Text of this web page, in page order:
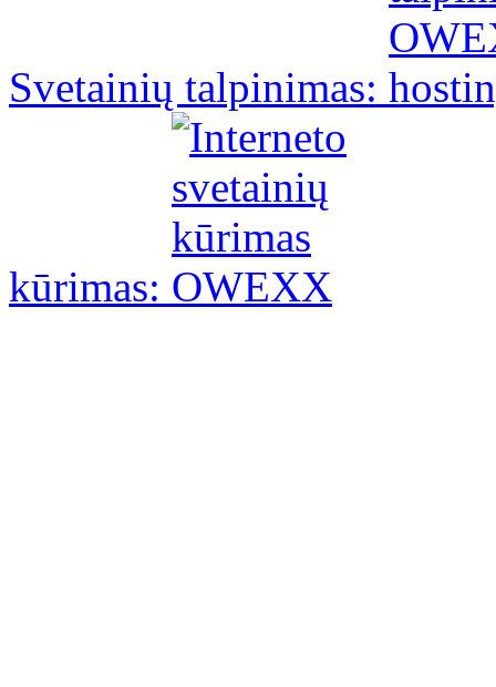
Svetainių talpinimas:
kūrimas: